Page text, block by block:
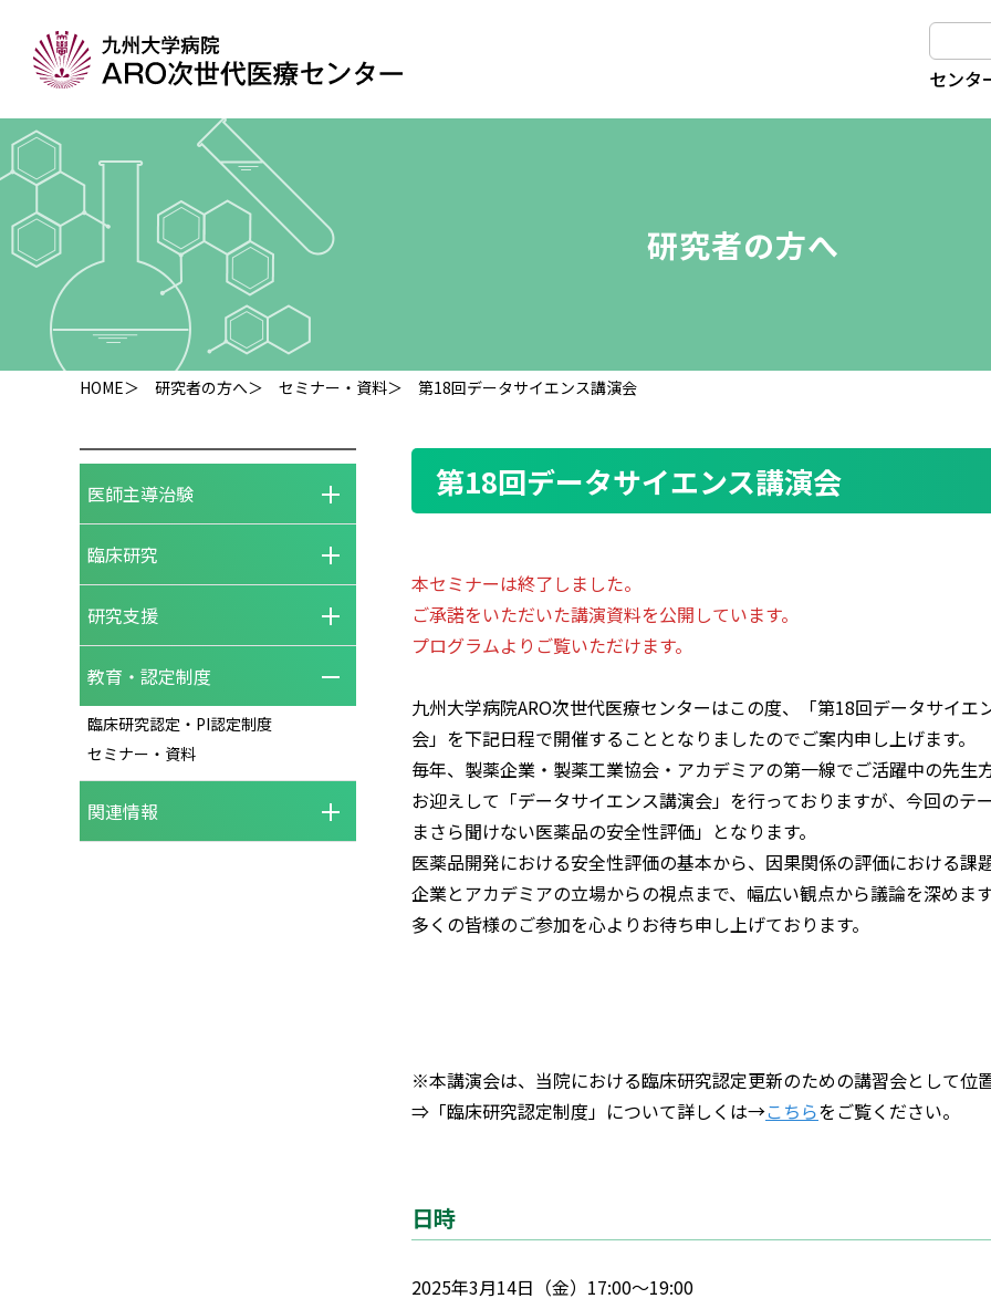
センタ
研究者の方へ
HOME＞ 研究者の方へ＞ セミナー・資料＞ 第18回データサイエンス講演会
第18回データサイエンス講演会
本セミナーは終了しました。
ご承諾をいただいた講演資料を公開しています。
プログラムよりご覧いただけます。
九州大学病院ARO次世代医療センターはこの度、「第18回データサイエ
会」を下記日程で開催することとなりましたのでご案内申し上げます。
毎年、製薬企業・製薬工業協会・アカデミアの第一線でご活躍中の先生
お迎えして「データサイエンス講演会」を行っておりますが、今回のテ
まさら聞けない医薬品の安全性評価」となります。
医薬品開発における安全性評価の基本から、因果関係の評価における課
企業とアカデミアの立場からの視点まで、幅広い観点から議論を深めま
多くの皆様のご参加を心よりお待ち申し上げております。
※本講演会は、当院における臨床研究認定更新のための講習会として位
⇒「臨床研究認定制度」について詳しくは→こちらをご覧ください。
日時
2025年3月14日（金）17:00〜19:00
医師主導治験
臨床研究
研究支援
教育・認定制度
臨床研究認定・PI認定制度
セミナー・資料
関連情報